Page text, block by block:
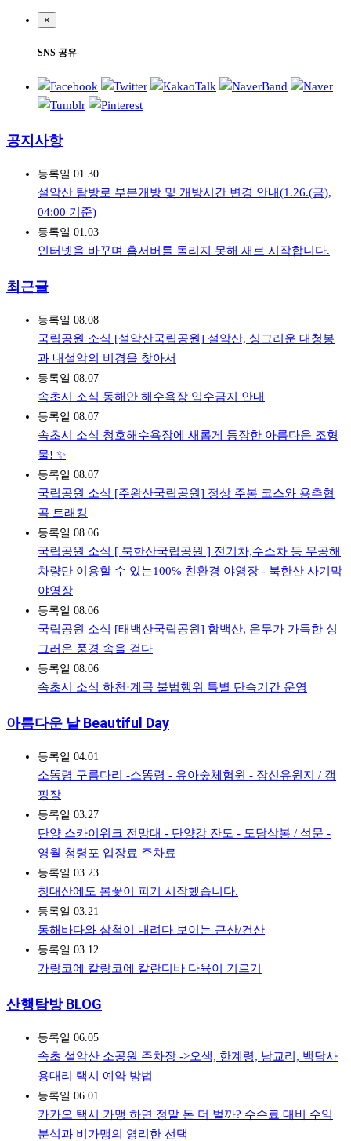
×
SNS 공유
공지사항
등록일 01.30
설악산 탐방로 부분개방 및 개방시간 변경 안내(1.26.(금),
04:00 기준)
등록일 01.03
인터넷을 바꾸며 홈서버를 돌리지 못해 새로 시작합니다.
최근글
등록일 08.08
국립공원 소식 [설악산국립공원] 설악산, 싱그러운 대청봉
과 내설악의 비경을 찾아서
등록일 08.07
속초시 소식 동해안 해수욕장 입수금지 안내
등록일 08.07
속초시 소식 청호해수욕장에 새롭게 등장한 아름다운 조형
물! ✨
등록일 08.07
국립공원 소식 [주왕산국립공원] 정상 주봉 코스와 용추협
곡 트래킹
등록일 08.06
국립공원 소식 [ 북한산국립공원 ] 전기차,수소차 등 무공해
차량만 이용할 수 있는100% 친환경 야영장 - 북한산 사기막
야영장
등록일 08.06
국립공원 소식 [태백산국립공원] 함백산, 운무가 가득한 싱
그러운 풍경 속을 걷다
등록일 08.06
속초시 소식 하천·계곡 불법행위 특별 단속기간 운영
아름다운 날 Beautiful Day
등록일 04.01
소똥령 구름다리 -소똥령 - 유아숲체험원 - 장신유원지 / 캠
핑장
등록일 03.27
단양 스카이워크 전망대 - 단양강 잔도 - 도담삼봉 / 석문 -
영월 청령포 입장료 주차료
등록일 03.23
청대산에도 봄꽃이 피기 시작했습니다.
등록일 03.21
동해바다와 삼척이 내려다 보이는 근산/건산
등록일 03.12
가랑코에 칼랑코에 칼란디바 다육이 기르기
산행탐방 BLOG
등록일 06.05
속초 설악산 소공원 주차장 ->오색, 한계령, 남교리, 백담사
용대리 택시 예약 방법
등록일 06.01
카카오 택시 가맹 하면 정말 돈 더 벌까? 수수료 대비 수익
분석과 비가맹의 영리한 선택